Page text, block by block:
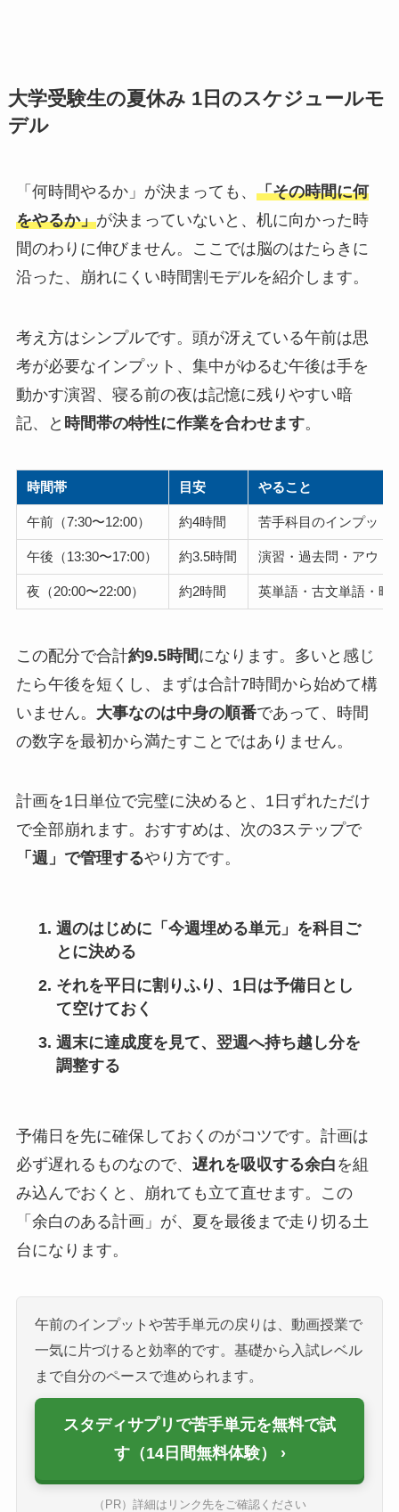
大学受験生の夏休み 1日のスケジュールモ
デル
「何時間やるか」が決まっても、 「その時間に何
をやるか」が決まっていないと、机に向かった時
間のわりに伸びません。ここでは脳のはたらきに
沿った、崩れにくい時間割モデルを紹介します。
考え方はシンプルです。頭が冴えている午前は思
考が必要なインプット、集中がゆるむ午後は手を
動かす演習、寝る前の夜は記憶に残りやすい暗
記、と 時間帯の特性に作業を合わせます。
時間帯 目安 やること
午前（7:30〜12:00） 約4時間 苦手科目のインプット
午後（13:30〜17:00） 約3.5時間 演習・過去問・アウト
夜（20:00〜22:00） 約2時間 英単語・古文単語・暗
この配分で合計約9.5時間になります。多いと感じ
たら午後を短くし、まずは合計7時間から始めて構
いません。 大事なのは中身の順番であって、時間
の数字を最初から満たすことではありません。
計画を1日単位で完璧に決めると、1日ずれただけ
で全部崩れます。おすすめは、次の3ステップで
「週」で管理するやり方です。
週のはじめに「今週埋める単元」を科目ご
とに決める
それを平日に割りふり、1日は予備日とし
て空けておく
週末に達成度を見て、翌週へ持ち越し分を
調整する
予備日を先に確保しておくのがコツです。計画は
必ず遅れるものなので、 遅れを吸収する余白 を組
み込んでおくと、崩れても立て直せます。この
「余白のある計画」が、夏を最後まで走り切る土
台になります。
午前のインプットや苦手単元の戻りは、動画授業で
一気に片づけると効率的です。基礎から入試レベル
まで自分のペースで進められます。
スタディサプリで苦手単元を無料で試
す（14日間無料体験）
（PR）詳細はリンク先をご確認ください